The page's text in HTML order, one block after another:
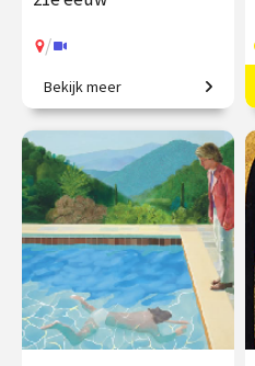
/
Van penseelstreek tot pixel
€ 345.00
vanaf 25
jan.
/ Op locatie of online
Bekijk meer